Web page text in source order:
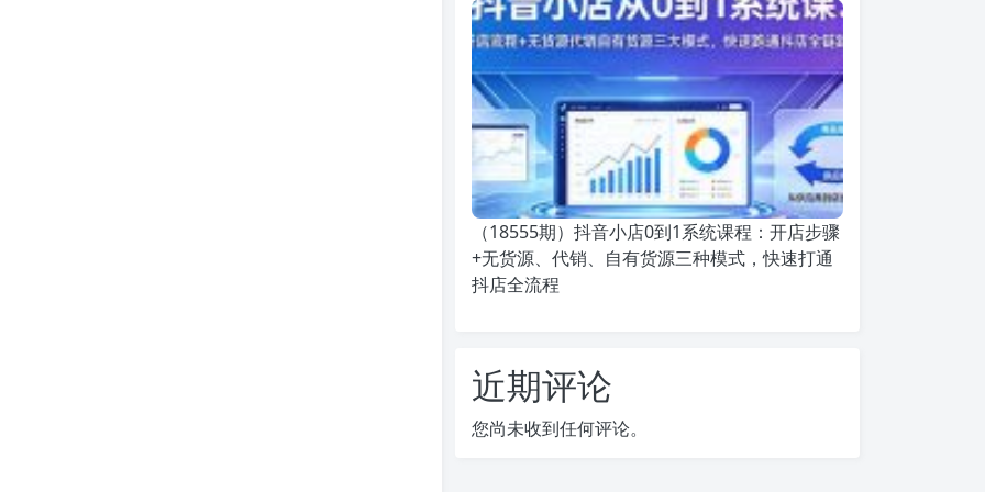
（18555期）抖音小店0到1系统课程：开店步骤
+无货源、代销、自有货源三种模式，快速打通
抖店全流程
近期评论
您尚未收到任何评论。